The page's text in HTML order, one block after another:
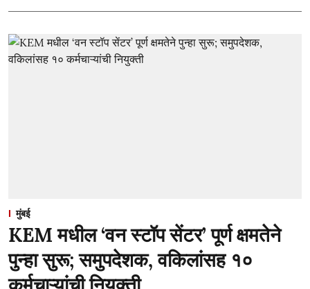
मुंबई
KEM मधील ‘वन स्टॉप सेंटर’ पूर्ण क्षमतेने
पुन्हा सुरू; समुपदेशक, वकिलांसह १०